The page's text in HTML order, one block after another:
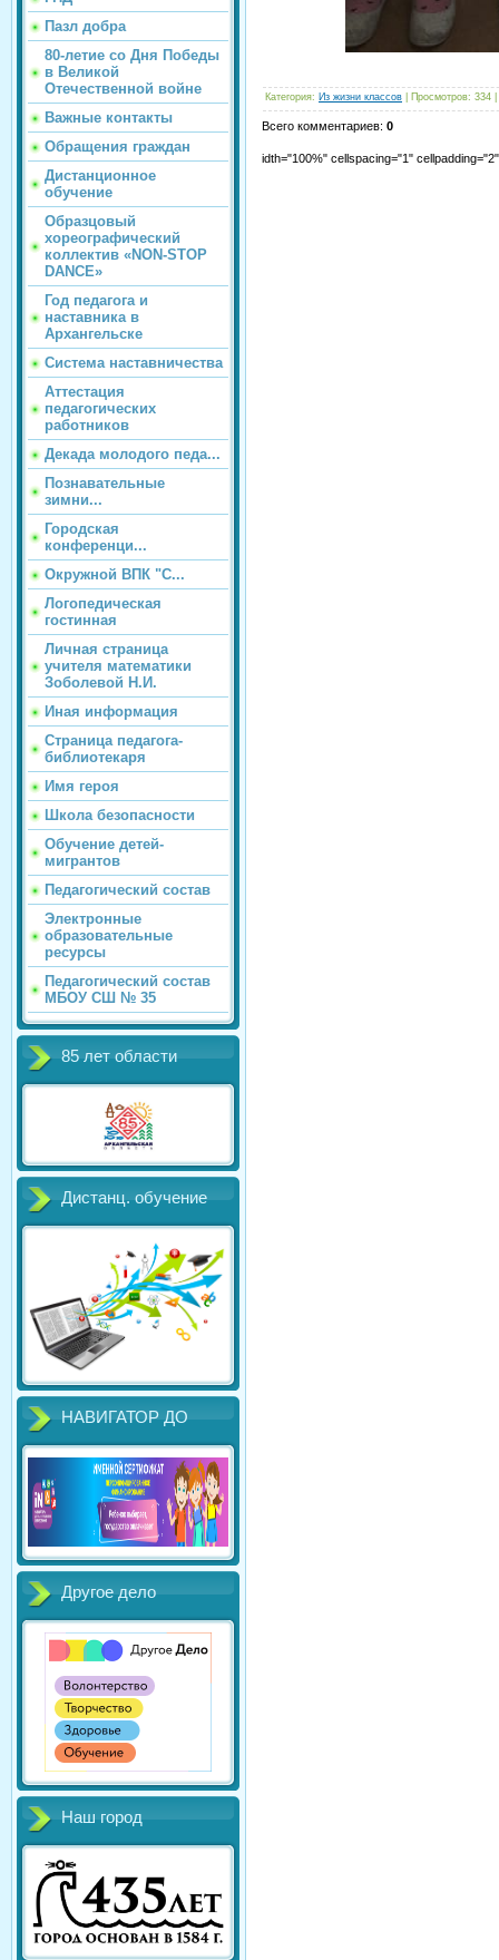
Пазл добра
80-летие со Дня Победы
в Великой
Отечественной войне
Важные контакты
Обращения граждан
Дистанционное
обучение
Образцовый
хореографический
коллектив «NON-STOP
DANCE»
Год педагога и
наставника в
Архангельске
Система наставничества
Аттестация
педагогических
работников
Декада молодого педа...
Познавательные
зимни...
Городская
конференци...
Окружной ВПК "С...
Логопедическая
гостинная
Личная страница
учителя математики
Зоболевой Н.И.
Иная информация
Страница педагога-
библиотекаря
Имя героя
Школа безопасности
Обучение детей-
мигрантов
Педагогический состав
Электронные
образовательные
ресурсы
Педагогический состав
МБОУ СШ № 35
85 лет области
Дистанц. обучение
НАВИГАТОР ДО
Другое дело
Наш город
Категория: Из жизни классов Просмотров: 334
Всего комментариев: 0
idth="100%" cellspacing="1"